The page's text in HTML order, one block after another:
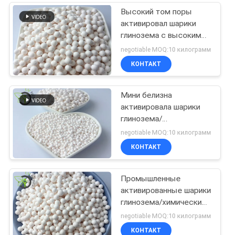
НОВОСТИ
СЛУЧАИ
ЗАПРОСИТЬ
РАСЦЕНКИ
КАРТА
САЙТА
PRIVACY
POLICY
Высокий том поры
активировал шарики
глинозема с высоким
сопротивлением
оксидации
negotiable MOQ:10 килограмм
КОНТАКТ
Мини белизна
активировала шарики
глинозема/
активированную
поверхность шариков
глинозема ровную
negotiable MOQ:10 килограмм
КОНТАКТ
Промышленные
активированные шарики
глинозема/химический
катализатор спасения
серы
negotiable MOQ:10 килограмм
КОНТАКТ